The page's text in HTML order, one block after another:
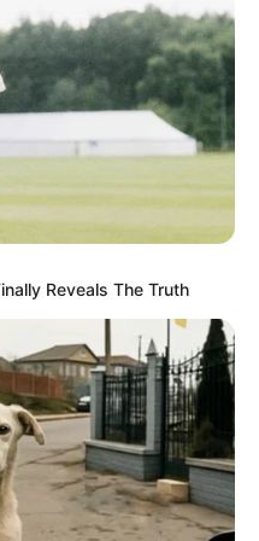
e participarem do
a almoço para 2 pessoas
Reveals The Truth